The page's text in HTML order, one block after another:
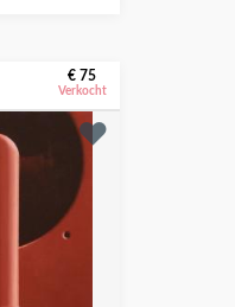
€ 75
Verkocht